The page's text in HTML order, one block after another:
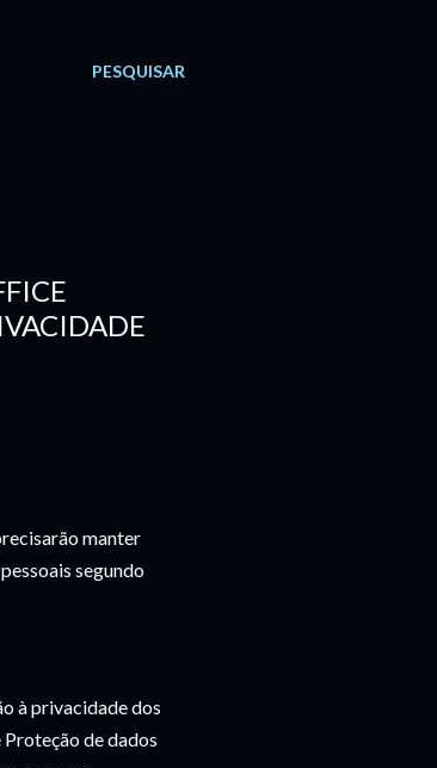
PESQUISAR
manter
segundo
à privacidade dos
de dados